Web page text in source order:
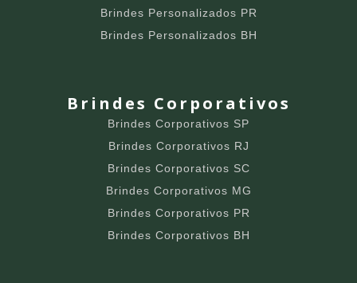
Brindes Personalizados PR
Brindes Personalizados BH
Brindes Corporativos
Brindes Corporativos SP
Brindes Corporativos RJ
Brindes Corporativos SC
Brindes Corporativos MG
Brindes Corporativos PR
Brindes Corporativos BH